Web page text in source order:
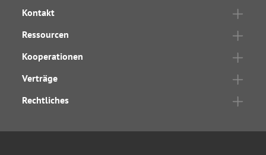
Kontakt
Ressourcen
Kooperationen
Verträge
Rechtliches